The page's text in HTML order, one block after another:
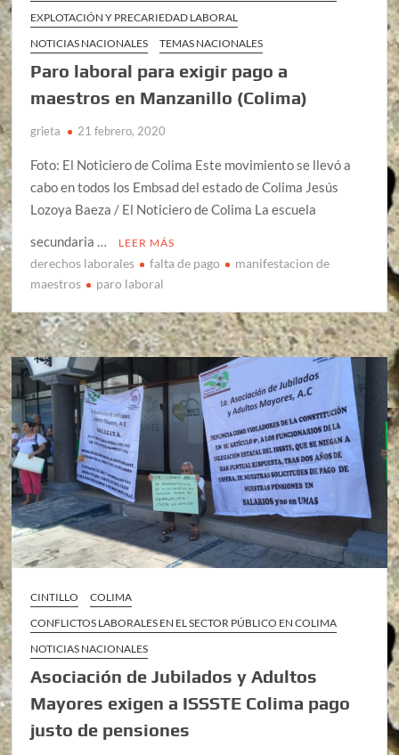
EXPLOTACIÓN Y PRECARIEDAD LABORAL
NOTICIAS NACIONALES
TEMAS NACIONALES
Paro laboral para exigir pago a
maestros en Manzanillo (Colima)
grieta 21 febrero, 2020
Foto: El Noticiero de Colima Este movimiento se llevó a
cabo en todos los Embsad del estado de Colima Jesús
Lozoya Baeza / El Noticiero de Colima La escuela
secundaria …
LEER MÁS
derechos laborales falta de pago
manifestacion de
maestros
paro laboral
CINTILLO
COLIMA
CONFLICTOS LABORALES EN EL SECTOR PÚBLICO EN COLIMA
NOTICIAS NACIONALES
Asociación de Jubilados y Adultos
Mayores exigen a ISSSTE Colima pago
justo de pensiones